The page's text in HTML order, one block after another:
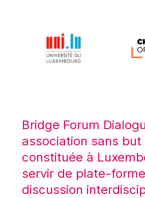
Lucas Papademos
Máire Geoghegan-Quinn
Mario Centeno
Mario Monti
Maroš ŠEFČOVIČ
Martin Bailey
Martine Reicherts
Bridge Forum
association sans
constituée à
servir de plate-
discussion